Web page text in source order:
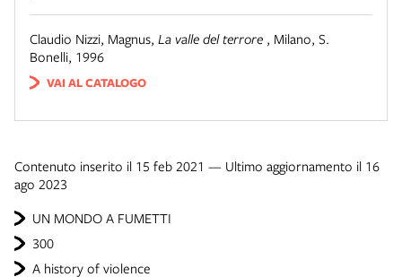
UN MONDO A FUMETTI
300
A history of violence
Claudio Nizzi, Magnus, La valle del terrore , Milano, S.
Bonelli, 1996
VAI AL CATALOGO
Contenuto inserito il 15 feb 2021 — Ultimo aggiornamento il 16
ago 2023